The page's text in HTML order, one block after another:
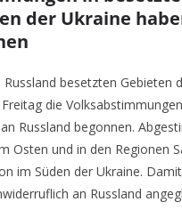
der Ukraine
Russland besetzten Gebieten
die
Russland begonnen.
Osten und in den Regionen
im Süden der Ukraine.
an Russland